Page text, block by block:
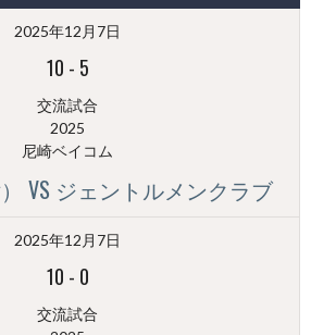
2025年12月7日
10 - 5
交流試合
2025
尼崎ベイコム
） VS ジェントルメンクラブ
2025年12月7日
10 - 0
交流試合